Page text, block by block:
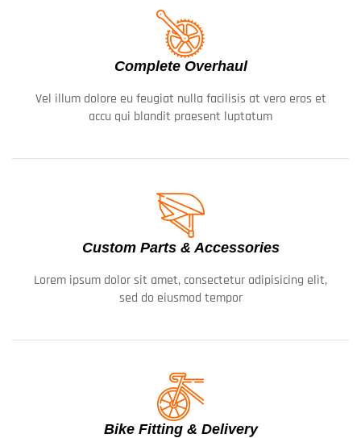
Complete Overhaul
Vel illum dolore eu feugiat nulla facilisis at vero eros et
accu qui blandit praesent luptatum
Custom Parts & Accessories
Lorem ipsum dolor sit amet, consectetur adipisicing elit,
sed do eiusmod tempor
Bike Fitting & Delivery